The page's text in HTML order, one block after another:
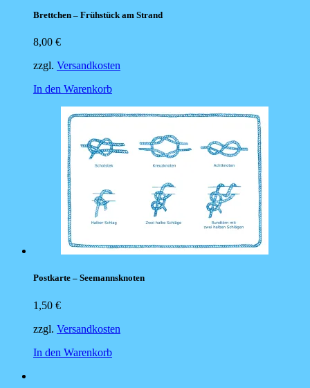
Brettchen – Frühstück am Strand
8,00 €
zzgl. Versandkosten
In den Warenkorb
Postkarte – Seemannsknoten
1,50 €
zzgl. Versandkosten
In den Warenkorb